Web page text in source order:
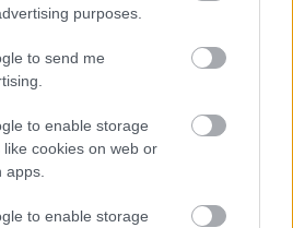
purposes.
to send me
to enable storage
cookies on web or
to enable storage